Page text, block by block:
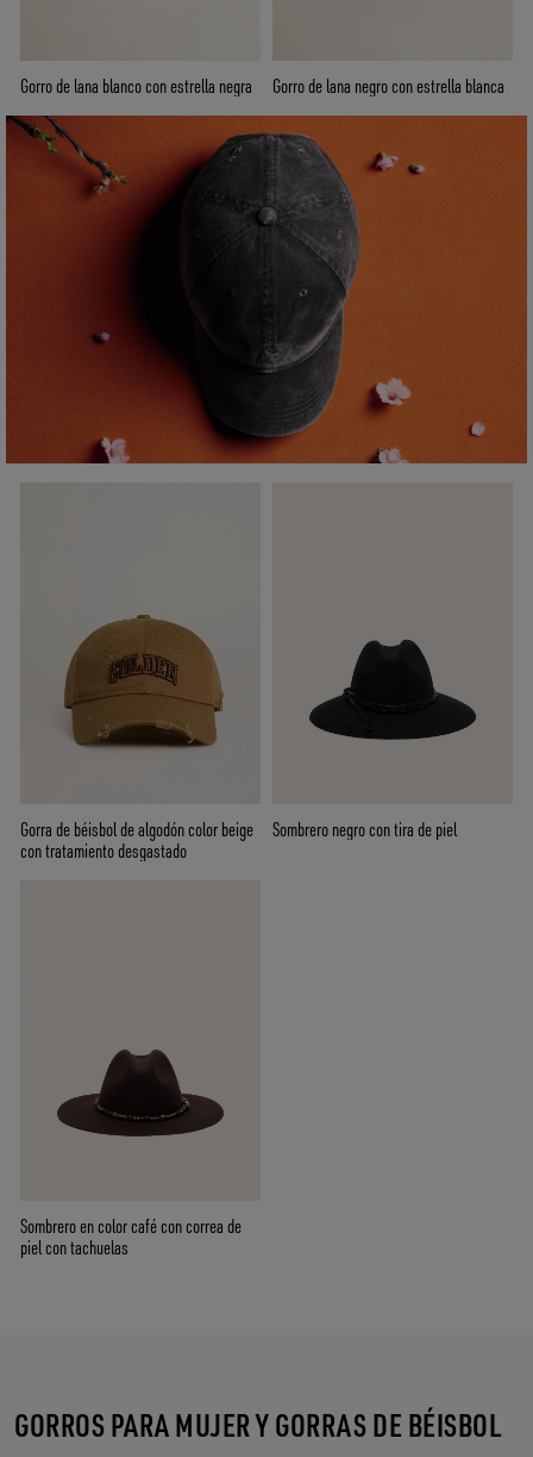
Gorro de lana blanco con estrella negra Gorro de lana negro con estrella blanca
Gorra de béisbol de algodón color beige
con tratamiento desgastado
Sombrero negro con tira de piel
Sombrero en color café con correa de
piel con tachuelas
GORROS PARA MUJER Y GORRAS DE BÉISBOL